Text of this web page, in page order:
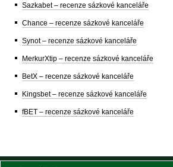
Sazkabet – recenze sázkové kanceláře
Chance – recenze sázkové kanceláře
Synot – recenze sázkové kanceláře
MerkurXtip – recenze sázkové kanceláře
BetX – recenze sázkové kanceláře
Kingsbet – recenze sázkové kanceláře
fBET – recenze sázkové kanceláře